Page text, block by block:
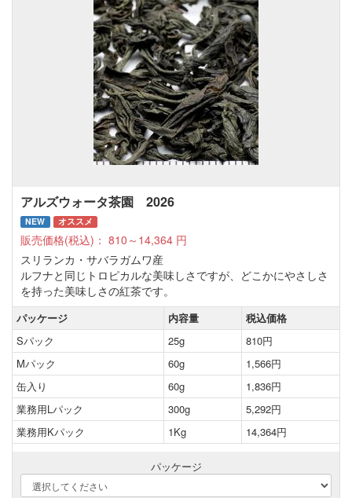
アルズウォータ茶園 2026
NEW オススメ
販売価格(税込)： 810～14,364 円
スリランカ・サバラガムワ産
ルフナと同じトロピカルな美味しさですが、どこかにやさしさ
を持った美味しさの紅茶です。
パッケージ 内容量
税込価格
Sパック
25g
810円
Mパック
60g
1,566円
缶入り
60g
1,836円
業務用Lパック
300g
5,292円
業務用Kパック
1Kg 14,364円
パッケージ